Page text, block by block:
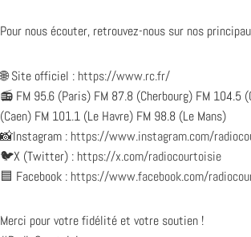
Pour nous écouter, retrouvez-nous sur nos
🌐 Site officiel : https://www.rc.fr/
📻 FM 95.6 (Paris) FM 87.8 (Cherbourg) FM 104.5
(Caen) FM 101.1 (Le Havre) FM 98.8 (Le Mans)
📸Instagram : https://www.instagram.com/
🐦X (Twitter) : https://x.com/radiocourtoisie
🟦 Facebook : https://www.facebook.com/
Merci pour votre fidélité et votre soutien !